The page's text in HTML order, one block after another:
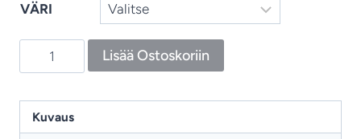
VÄRI
Unikko
villamatto,
Lisää Ostoskoriin
Kuvaus